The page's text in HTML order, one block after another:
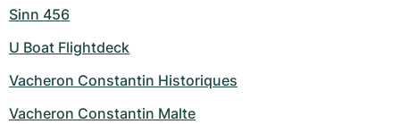
Sinn 456
U Boat Flightdeck
Vacheron Constantin Historiques
Vacheron Constantin Malte